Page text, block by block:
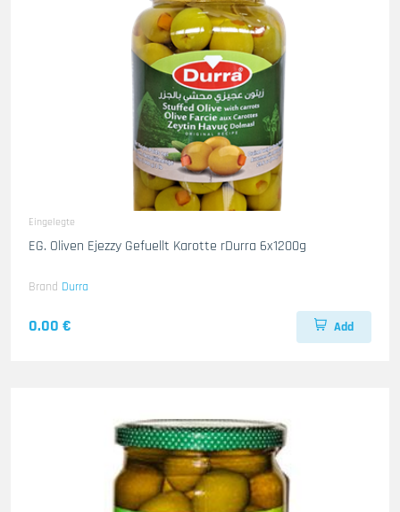
Eingelegte
EG. Oliven Ejezzy Gefuellt Karotte rDurra 6x1200g
Brand Durra
0.00 € Add